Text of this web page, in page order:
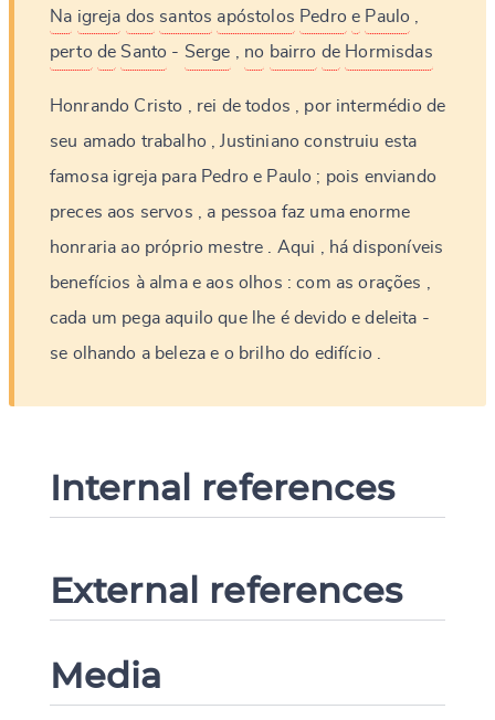
Na igreja dos santos apóstolos Pedro e Paulo
perto de Santo - Serge , no bairro de Hormisdas
Honrando Cristo rei de todos por intermédio de
seu amado trabalho Justiniano construiu esta
famosa igreja para Pedro e Paulo ; pois enviando
preces aos servos a pessoa faz uma enorme
honraria ao próprio mestre Aqui há disponíveis
benefícios à alma e aos olhos : com as orações
cada um pega aquilo que lhe é devido e deleita -
se olhando a beleza e o brilho do edifício
Internal references
External references
Media